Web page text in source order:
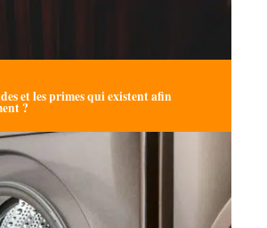
et les primes qui existent afin
?